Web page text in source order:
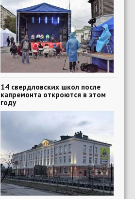
14 свердловских школ после
капремонта откроются в этом
году